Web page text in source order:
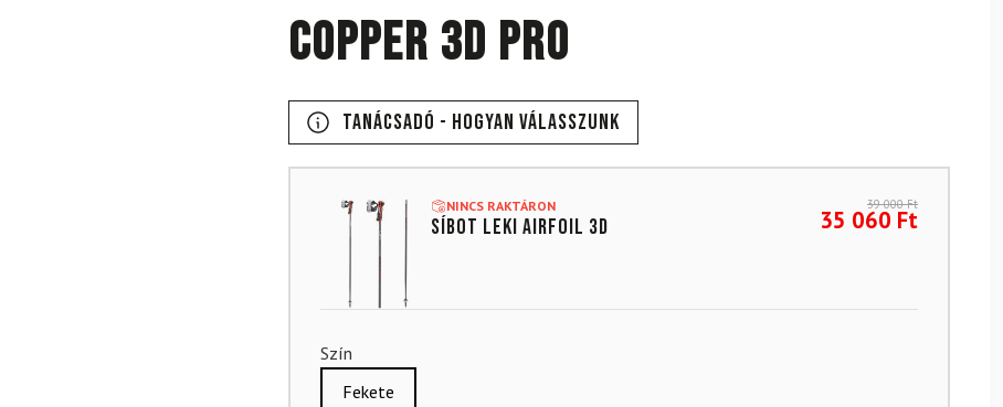
Copper 3D Pro
Tanácsadó - Hogyan válasszunk
NINCS RAKTÁRON
Síbot LEKI Airfoil 3D
39 000Ft
35 060 Ft
Szín
Fekete